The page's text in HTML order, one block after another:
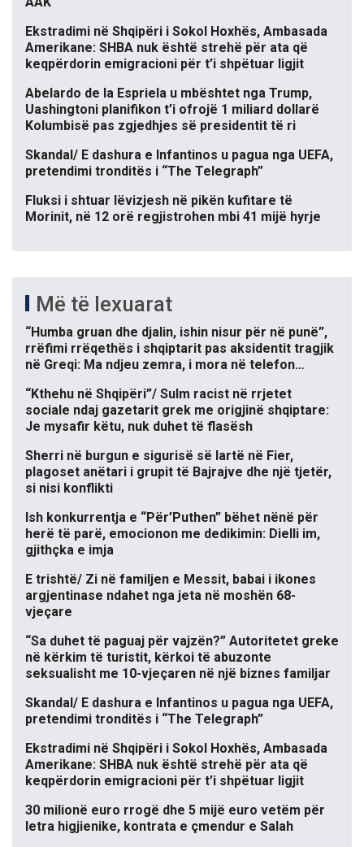
Ekstradimi në Shqipëri i Sokol Hoxhës, Ambasada
Amerikane: SHBA nuk është strehë për ata që
keqpërdorin emigracioni për t’i shpëtuar ligjit
Abelardo de la Espriela u mbështet nga Trump,
Uashingtoni planifikon t’i ofrojë 1 miliard dollarë
Kolumbisë pas zgjedhjes së presidentit të ri
Skandal/ E dashura e Infantinos u pagua nga UEFA,
pretendimi tronditës i “The Telegraph”
Fluksi i shtuar lëvizjesh në pikën kufitare të
Morinit, në 12 orë regjistrohen mbi 41 mijë hyrje
Më të lexuarat
“Humba gruan dhe djalin, ishin nisur për në punë”,
rrëfimi rrëqethës i shqiptarit pas aksidentit tragjik
në Greqi: Ma ndjeu zemra, i mora në telefon…
“Kthehu në Shqipëri”/ Sulm racist në rrjetet
sociale ndaj gazetarit grek me origjinë shqiptare:
Je mysafir këtu, nuk duhet të flasësh
Sherri në burgun e sigurisë së lartë në Fier,
plagoset anëtari i grupit të Bajrajve dhe një tjetër,
si nisi konflikti
Ish konkurrentja e “Për’Puthen” bëhet nënë për
herë të parë, emocionon me dedikimin: Dielli im,
gjithçka e imja
E trishtë/ Zi në familjen e Messit, babai i ikones
argjentinase ndahet nga jeta në moshën 68-
vjeçare
“Sa duhet të paguaj për vajzën?” Autoritetet greke
në kërkim të turistit, kërkoi të abuzonte
seksualisht me 10-vjeçaren në një biznes familjar
Skandal/ E dashura e Infantinos u pagua nga UEFA,
pretendimi tronditës i “The Telegraph”
Ekstradimi në Shqipëri i Sokol Hoxhës, Ambasada
Amerikane: SHBA nuk është strehë për ata që
keqpërdorin emigracioni për t’i shpëtuar ligjit
30 milionë euro rrogë dhe 5 mijë euro vetëm për
letra higjienike, kontrata e çmendur e Salah